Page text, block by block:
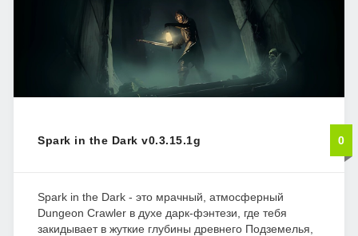
Spark in the Dark v0.3.15.1g 0
Spark in the Dark - это мрачный, атмосферный
Dungeon Crawler в духе дарк-фэнтези, где тебя
закидывает в жуткие глубины древнего Подземелья,